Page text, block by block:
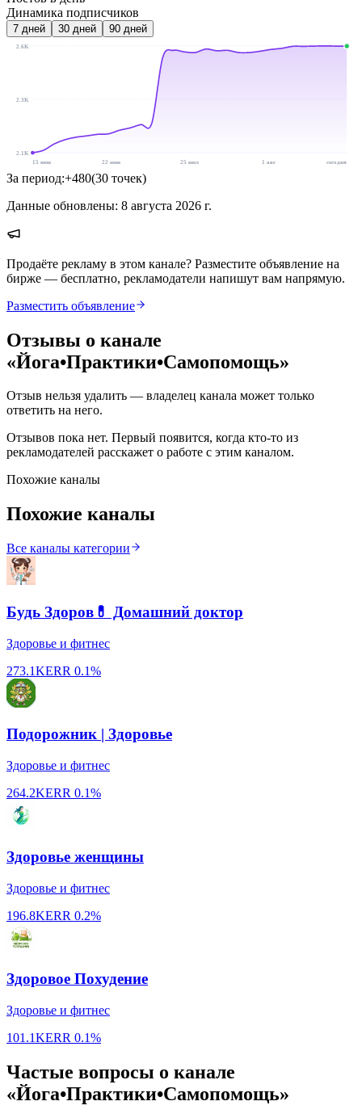
Динамика подписчиков
7 дней 30 дней 90 дней
2.6K
2.3K
2.1K
15 июн
22 июн 25 июл 1 авг сегодня
За период:+480(30 точек)
Данные обновлены: 8 августа 2026 г.
Продаёте рекламу в этом канале? Разместите объявление на
бирже — бесплатно, рекламодатели напишут вам напрямую.
Разместить объявление
Отзывы о канале
«Йога•Практики•Самопомощь»
Отзыв нельзя удалить — владелец канала может только
ответить на него.
Отзывов пока нет. Первый появится, когда кто-то из
рекламодателей расскажет о работе с этим каналом.
Похожие каналы
Похожие каналы
Все каналы категории
Будь Здоров💊 Домашний доктор
Здоровье и фитнес
273.1KERR 0.1%
Подорожник | Здоровье
Здоровье и фитнес
264.2KERR 0.1%
Здоровье женщины
Здоровье и фитнес
196.8KERR 0.2%
Здоровое Похудение
Здоровье и фитнес
101.1KERR 0.1%
Частые вопросы о канале
«Йога•Практики•Самопомощь»